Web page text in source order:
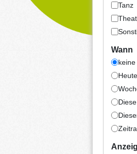
Tanz
Wann
Heute